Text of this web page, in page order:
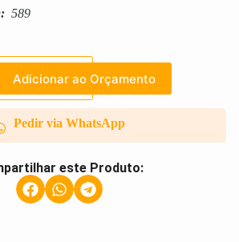
589
Adicionar ao Orçamento
Pedir via WhatsApp
este Produto: